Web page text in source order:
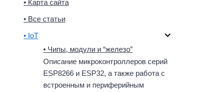
• Карта сайта
• Все статьи
• IoT
• Чипы, модули и “железо”
Описание микроконтроллеров серий
ESP8266 и ESP32, а также работа с
встроенным и периферийным